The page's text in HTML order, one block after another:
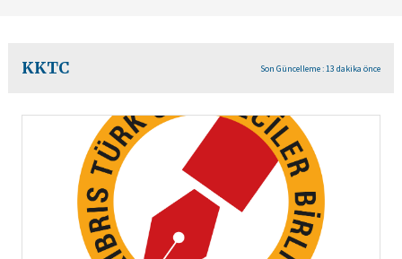
KKTC Son Güncelleme : 13 dakika önce